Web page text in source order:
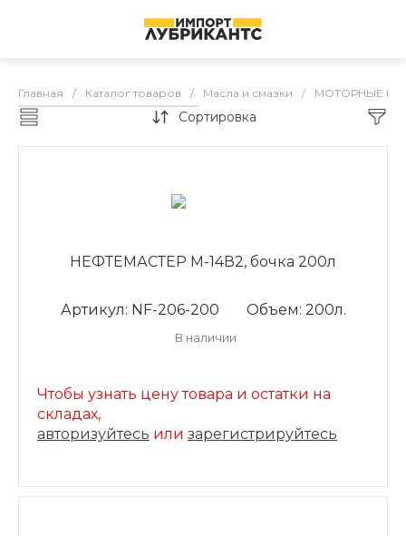
Главная / Каталог товаров / Масла и смазки / МОТОРНЫЕ
CNRG моторные масла ГОСТ
Сортировка
НЕФТЕМАСТЕР М-14В2, бочка 200л
Артикул: NF-206-200 Объем: 200л.
В наличии
Чтобы узнать цену товара и остатки на
складах,
авторизуйтесь или зарегистрируйтесь